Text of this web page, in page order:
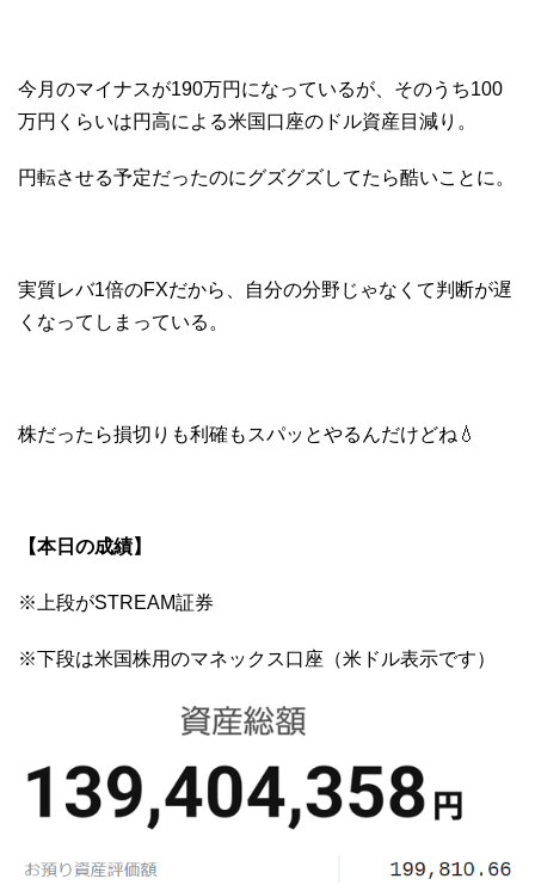
今月のマイナスが190万円になっているが、そのうち100
万円くらいは円高による米国口座のドル資産目減り。
円転させる予定だったのにグズグズしてたら酷いことに。
実質レバ1倍のFXだから、自分の分野じゃなくて判断が遅
くなってしまっている。
株だったら損切りも利確もスパッとやるんだけどね💧
【本日の成績】
※上段がSTREAM証券
※下段は米国株用のマネックス口座（米ドル表示です）